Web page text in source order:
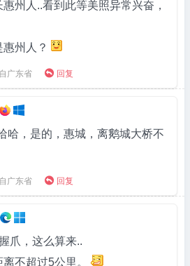
州人..看到此等美照异常兴奋，
州人？
广东省  回复
哈，是的，惠城，离鹅城大桥不
广东省  回复
爪，这么算来..
不超过5公里。